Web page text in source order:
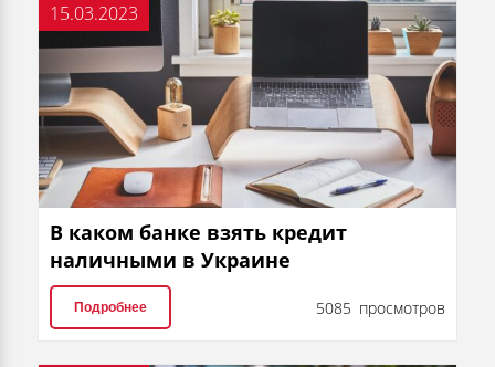
15.03.2023
В каком банке взять кредит
наличными в Украине
Подробнее 5085 просмотров